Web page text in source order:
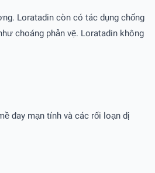
Loratadin còn có tác dụng chống
choáng phản vệ. Loratadin không
đay mạn tính và các rối loạn dị